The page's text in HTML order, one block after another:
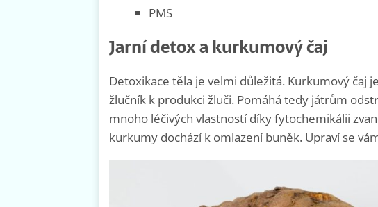
PMS
Jarní detox a kurkumový čaj
Detoxikace těla je velmi důležitá. Kurkumový čaj
žlučník k produkci žluči. Pomáhá tedy játrům
mnoho léčivých vlastností díky fytochemikálii
kurkumy dochází k omlazení buněk. Upraví se